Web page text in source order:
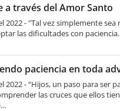
a través del Amor Santo
2022 - "Tal vez simplemente
las dificultades con
paciencia en toda
2022 - “Hijos, un paso para ser
las cruces que ellos